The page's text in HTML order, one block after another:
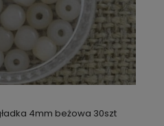
4mm beżowa 30szt